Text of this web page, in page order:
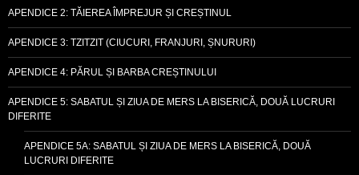
APENDICE 2: TĂIEREA ÎMPREJUR ȘI CREȘTINUL
APENDICE 3: TZITZIT (CIUCURI, FRANJURI, ȘNURURI)
APENDICE 4: PĂRUL ȘI BARBA CREȘTINULUI
APENDICE 5: SABATUL ȘI ZIUA DE MERS LA BISERICĂ, DOUĂ LUCRURI
DIFERITE
APENDICE 5A: SABATUL ȘI ZIUA DE MERS LA BISERICĂ, DOUĂ
LUCRURI DIFERITE